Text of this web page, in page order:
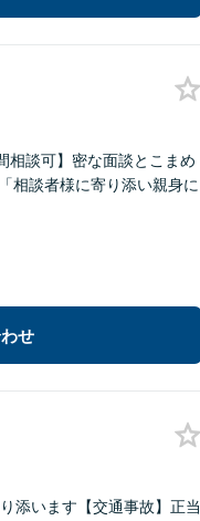
相談可】密な面談とこまめ
相談者様に寄り添い親身に
せ
添います【交通事故】正当